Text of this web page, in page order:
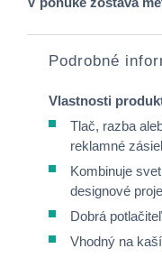
Podrobné
Vlastnosti
Tlač, razba
reklamné
Kombinuje
designové
Dobrá
Vhodný na